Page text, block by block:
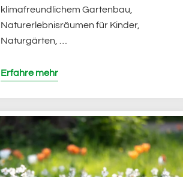
klimafreundlichem Gartenbau,
Naturerlebnisräumen für Kinder,
Naturgärten, …
Erfahre mehr